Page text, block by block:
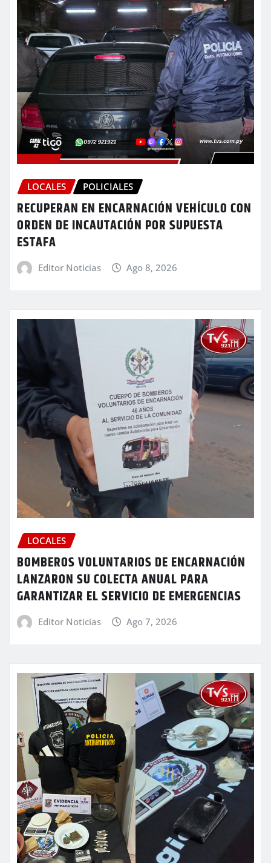
LOCALES POLICIALES
RECUPERAN EN ENCARNACIÓN VEHÍCULO CON
ORDEN DE INCAUTACIÓN POR SUPUESTA
ESTAFA
Editor Noticias Ago 8, 2026
LOCALES
BOMBEROS VOLUNTARIOS DE ENCARNACIÓN
LANZARON SU COLECTA ANUAL PARA
GARANTIZAR EL SERVICIO DE EMERGENCIAS
Editor Noticias Ago 7, 2026